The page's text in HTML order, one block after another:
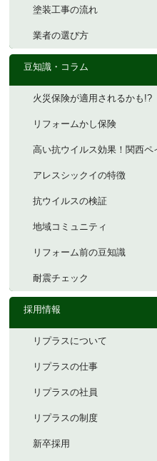
塗装工事の流れ
業者の選び方
豆知識・コラム
火災保険が適用されるかも!?
リフォームかし保険
高い抗ウイルス効果！関西ペ
アレスシックイの特徴
抗ウイルスの検証
地域コミュニティ
リフォーム前の豆知識
耐震チェック
採用情報
リプラスについて
リプラスの仕事
リプラスの社員
リプラスの制度
新卒採用